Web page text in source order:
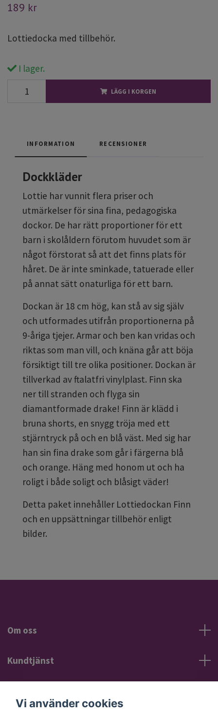
189 kr
Lottiedocka med tillbehör.
I lager.
LÄGG I KORGEN
INFORMATION RECENSIONER
Dockkläder
Lottie har vunnit flera priser och
utmärkelser för sina fina, pedagogiska
dockor. De har rätt proportioner för ett
barn i skolåldern förutom huvudet som är
något förstorat så att det finns plats för
håret. De är inte sminkade, tatuerade eller
på annat sätt onaturliga för ett barn.
Dockan är 18 cm hög, kan stå av sig själv
och utformades utifrån proportionerna på
9-åriga tjejer. Armar och ben kan vridas och
riktas som man vill, och knäna går att böja
försiktigt till tre olika positioner. Dockan är
tillverkad av ftalatfri vinylplast. Finn ska
ner till stranden och flyga sin
diamantformade drake! Finn är klädd i
bruna shorts, en snygg tröja med ett
stjärntryck på och en blå väst. Med sig har
han sin fina drake som går i färgerna blå
och orange. Häng med honom ut och ha
roligt i både soligt och blåsigt väder!
Detta paket innehåller Lottiedockan Finn
och en uppsättningar tillbehör enligt
bilder.
Om oss
Kundtjänst
Vi använder cookies